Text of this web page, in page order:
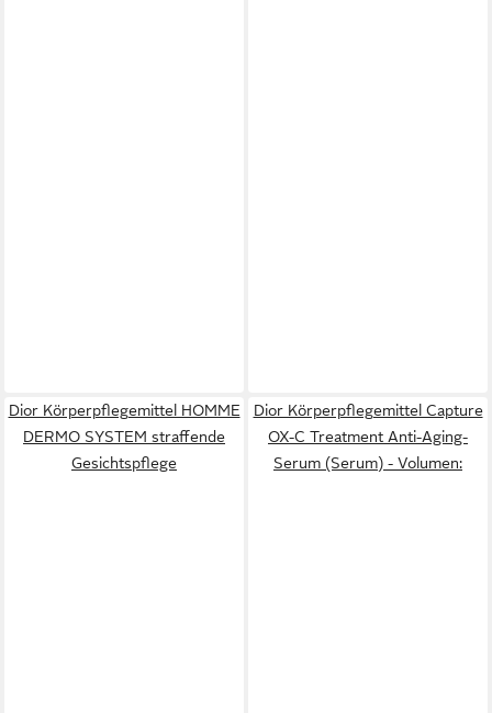
Dior Körperpflegemittel HOMME
DERMO SYSTEM straffende
Gesichtspflege
Dior Körperpflegemittel Capture
OX-C Treatment Anti-Aging-
Serum (Serum) - Volumen: